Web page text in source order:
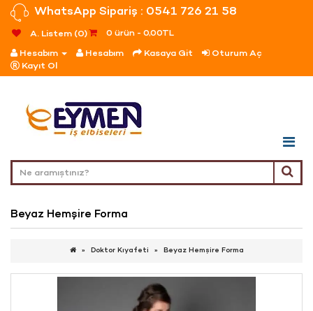
WhatsApp Sipariş : 0541 726 21 58
A. Listem (0)
0 ürün - 0,00TL
Hesabım
Hesabım Kasaya Git
Oturum Aç
Kayıt Ol
Beyaz Hemşire Forma
Doktor Kıyafeti Beyaz Hemşire Forma